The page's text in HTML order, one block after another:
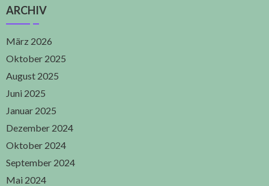
ARCHIV
März 2026
Oktober 2025
August 2025
Juni 2025
Januar 2025
Dezember 2024
Oktober 2024
September 2024
Mai 2024